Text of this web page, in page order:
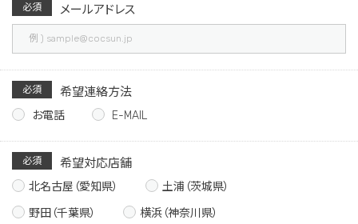
必須 メールアドレス
必須 希望連絡方法
お電話 E-MAIL
必須 希望対応店舗
北名古屋（愛知県）
土浦（茨城県）
野田（千葉県）
横浜（神奈川県）